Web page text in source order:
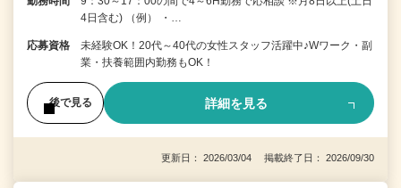
4日含む) （例） ・…
応募資格
未経験OK！20代～40代の女性スタッフ活躍中♪Wワーク・副
業・扶養範囲内勤務もOK！
後で見る 詳細を見る
更新日： 2026/03/04 掲載終了日： 2026/09/30